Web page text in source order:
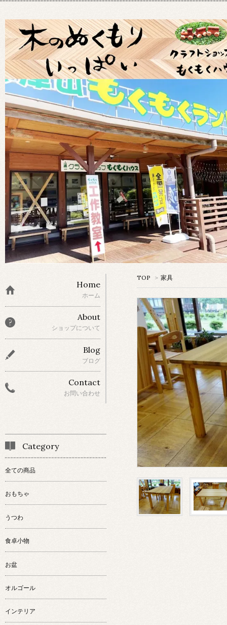
TOP > 家具
Home
ホーム
About
ショップについて
Blog
ブログ
Contact
お問い合わせ
Category
全ての商品
おもちゃ
うつわ
食卓小物
お盆
オルゴール
インテリア